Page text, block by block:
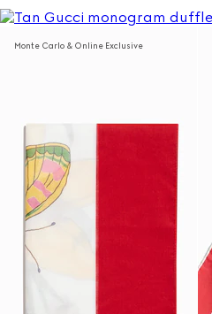
Monte Carlo & Online Exclusive